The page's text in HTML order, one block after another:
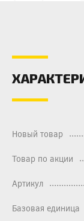
Новый товар
Товар по акции
Артикул
Базовая единица